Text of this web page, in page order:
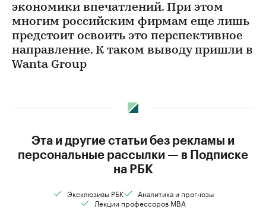
экономики впечатлений. При этом
многим российским фирмам еще лишь
предстоит освоить это перспективное
направление. К таком выводу пришли в
Wanta Group
Эта и другие статьи без рекламы и
персональные рассылки — в Подписке
на РБК
Эксклюзивы РБК
Аналитика и прогнозы
Лекции профессоров MBA